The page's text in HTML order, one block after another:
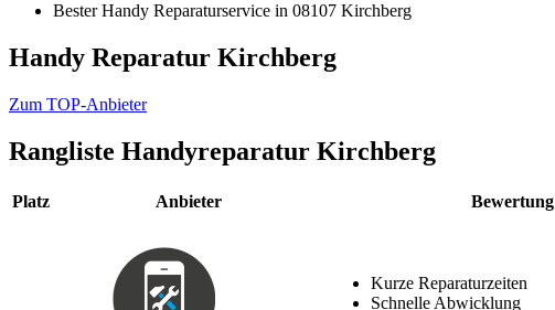
Bester Handy Reparaturservice in 08107 Kirchberg
Handy Reparatur Kirchberg
Zum TOP-Anbieter
Rangliste Handyreparatur Kirchberg
Platz Anbieter Bewertung
Kurze Reparaturzeiten
Schnelle Abwicklung